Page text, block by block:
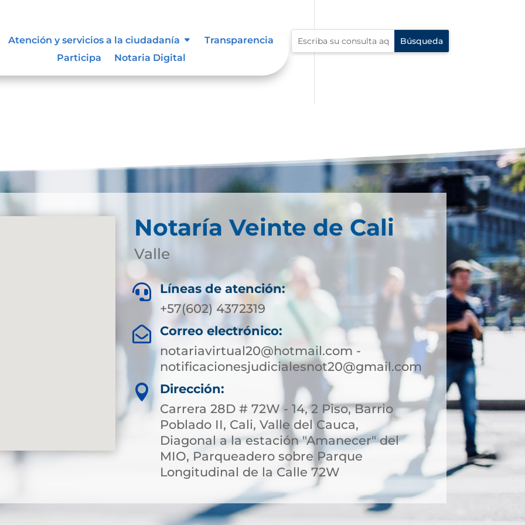
Atención y servicios a la ciudadanía
Transparencia
Participa
Notaria Digital
niñas y adolescentes
Notaría Veinte de Cali
Valle

Líneas de atención:
+57(602) 4372319

Correo electrónico:
notariavirtual20@hotmail.com -
notificacionesjudicialesnot20@gmail.com

Dirección:
Carrera 28D # 72W - 14, 2 Piso, Barrio
Poblado II, Cali, Valle del Cauca,
Diagonal a la estación "Amanecer" del
MIO, Parqueadero sobre Parque
Longitudinal de la Calle 72W